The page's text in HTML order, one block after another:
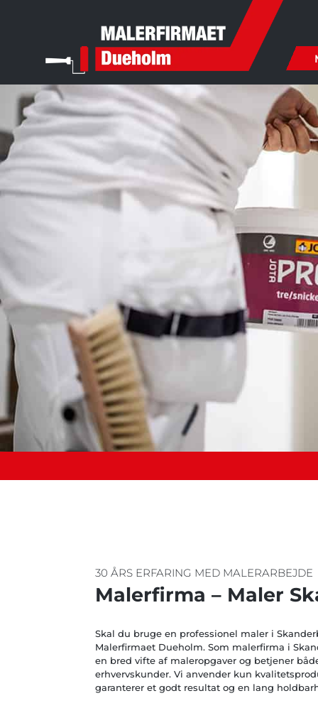
30 ÅRS ERFARING MED MALERARBEJDE
Malerfirma – Maler
Skal du bruge en professionel maler i
Malerfirmaet Dueholm. Som malerfirma i
en bred vifte af maleropgaver og betjener
erhvervskunder. Vi anvender kun
garanterer et godt resultat og en lang